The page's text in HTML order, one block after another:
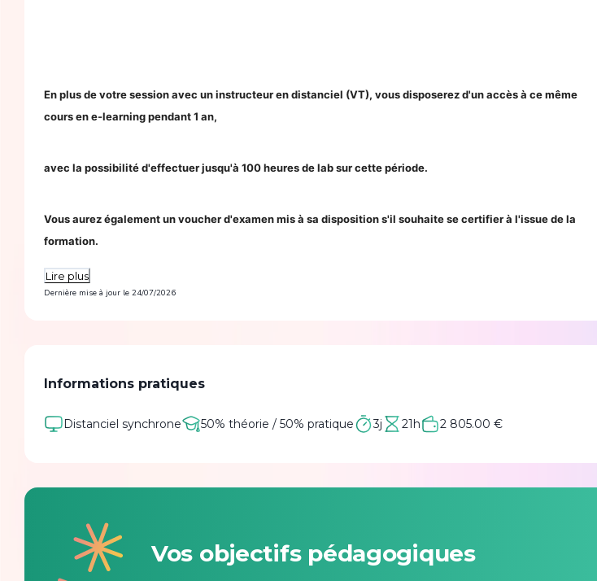
En plus de votre session avec un instructeur en distanciel (VT), vous disposerez d'un accès à ce même
cours en e-learning pendant 1 an,
avec la possibilité d'effectuer jusqu'à 100 heures de lab sur cette période.
Vous aurez également un voucher d'examen mis à sa disposition s'il souhaite se certifier à l'issue de la
formation.
Lire plus
Dernière mise à jour le 24/07/2026
Informations pratiques
Distanciel synchrone 50% théorie / 50% pratique 3j 21h 2 805.00 €
Vos objectifs pédagogiques